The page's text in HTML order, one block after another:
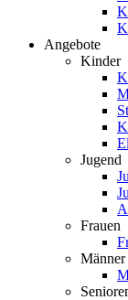
Angebote
Kinder
Jugend
Frauen
Männer